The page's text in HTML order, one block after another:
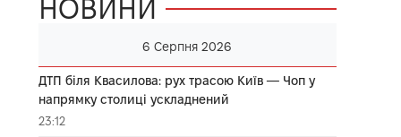
НОВИНИ
6 Серпня 2026
ДТП біля Квасилова: рух трасою Київ — Чоп у
напрямку столиці ускладнений
23:12